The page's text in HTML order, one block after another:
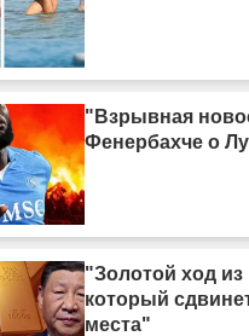
"Взрывная
Фенербахче о
"Золотой ход из
который
места"